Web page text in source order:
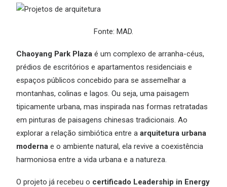
Fonte: MAD.
Chaoyang Park Plaza é um complexo de arranha-céus,
prédios de escritórios e apartamentos residenciais e
espaços públicos concebido para se assemelhar a
montanhas, colinas e lagos. Ou seja, uma paisagem
tipicamente urbana, mas inspirada nas formas retratadas
em pinturas de paisagens chinesas tradicionais. Ao
explorar a relação simbiótica entre a arquitetura urbana
moderna e o ambiente natural, ela revive a coexistência
harmoniosa entre a vida urbana e a natureza.
O projeto já recebeu o certificado Leadership in Energy